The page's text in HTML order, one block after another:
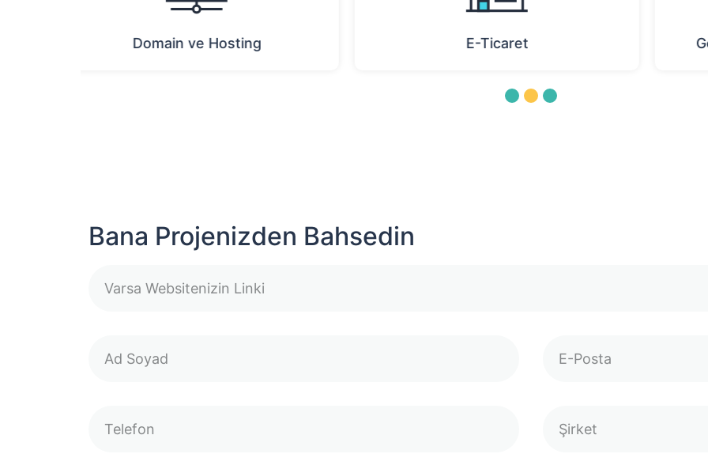
Google Adwords Danışmanlığı Kurumsal Kimlik Çalışması
3
Bana Projenizden Bahsedin